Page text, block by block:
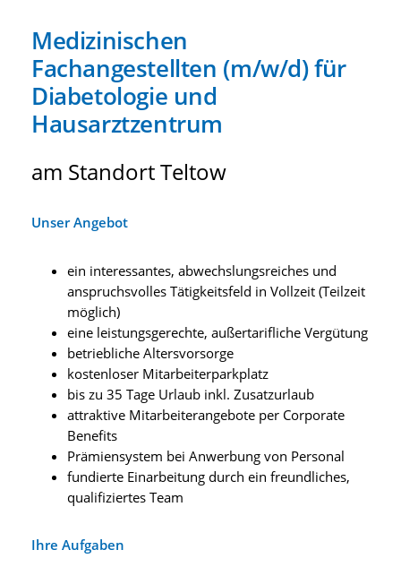
Medizinischen
Fachangestellten (m/w/d) für
Diabetologie und
Hausarztzentrum
am Standort Teltow
Unser Angebot
ein interessantes, abwechslungsreiches und
anspruchsvolles Tätigkeitsfeld in Vollzeit (Teilzeit
möglich)
eine leistungsgerechte, außertarifliche Vergütung
betriebliche Altersvorsorge
kostenloser Mitarbeiterparkplatz
bis zu 35 Tage Urlaub inkl. Zusatzurlaub
attraktive Mitarbeiterangebote per Corporate
Benefits
Prämiensystem bei Anwerbung von Personal
fundierte Einarbeitung durch ein freundliches,
qualifiziertes Team
Ihre Aufgaben